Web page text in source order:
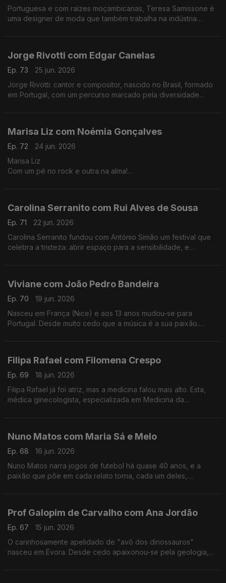
Portuguesa e com raízes moçambicanas, Teresa Samissone é
uma designer de moda que também trabalha na indústria
Jorge Rivotti com Edgar Canelas
Ep. 73
25 jun. 2026
Jorge Rivotti: cantor e compositor, nascido no Brasil, formado
em Portugal, com um percurso marcado pela diversidade
Marisa Liz com Noémia Gonçalves
Ep. 72
24 jun. 2026
Marisa Liz
Com um pé no rock e outra na alma!
Carolina Serranito com Rui Alves de Sousa
Ep. 71
22 jun. 2026
Carolina Serranito fundou com António Simão um festival que
celebra a tristeza: abrir espaço para a sensibilidade, e
Viviane com João Pedro Bandeira
Ep. 70
19 jun. 2026
Nasceu em França (Nice) e aos 13 anos mudou-se para
Portugal. Desde muito cedo que a música é a sua paixão.
Filipa Rafael com Filomena Crespo
Ep. 69
18 jun. 2026
Filipa Rafael já foi atriz, mas a medicina falou mais alto. Esta,
médica ginecologista, especializada em Medicina da
Nuno Matos com Maria Sá e Melo
Ep. 68
16 jun. 2026
Nuno Matos narra jogos de futebol há quase 40 anos, e a
paixão que põe em cada relato torna, cada um deles,
Prof Galopim de Carvalho com Ana Jordão
Ep. 67
15 jun. 2026
O carinhosamente apelidado de "avô dos dinossauros"
nasceu em Évora. Desde cedo apaixonou-se pela geologia,